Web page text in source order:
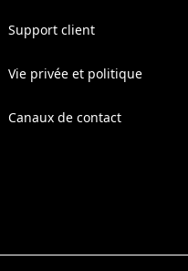
Support client
Vie privée et politique
Canaux de contact